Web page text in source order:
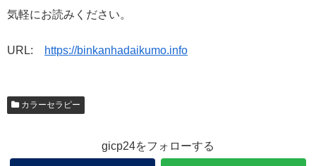
気軽にお読みください。
URL: https://binkanhadaikumo.info
カラーセラピー
gicp24をフォローする